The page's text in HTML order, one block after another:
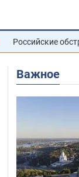
Российские
Важное